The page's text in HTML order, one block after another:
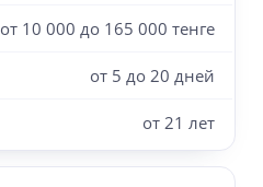
от 10 000 до 165 000 тенге
от 5 до 20 дней
от 21 лет